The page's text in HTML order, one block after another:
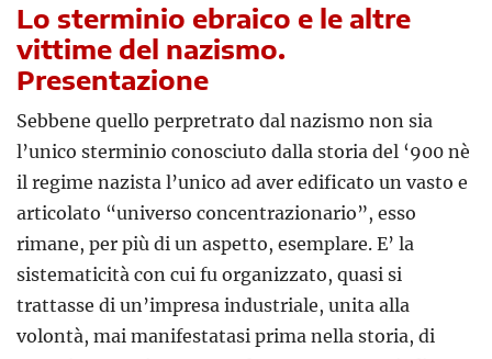
Lo sterminio ebraico e le altre
vittime del nazismo.
Presentazione
Sebbene quello perpretrato dal nazismo non sia
l’unico sterminio conosciuto dalla storia del ‘900 nè
il regime nazista l’unico ad aver edificato un vasto e
articolato “universo concentrazionario”, esso
rimane, per più di un aspetto, esemplare. E’ la
sistematicità con cui fu organizzato, quasi si
trattasse di un’impresa industriale, unita alla
volontà, mai manifestatasi prima nella storia, di